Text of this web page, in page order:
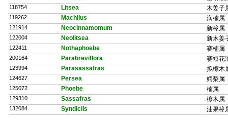
118754 Litsea 木姜子
119262 Machilus 润楠属
121914 Neocinnamomum 新樟属
122004 Neolitsea 新木姜
122411 Nothaphoebe 赛楠属
200164 Parabreviflora 赛短花
123994 Parasassafras 拟檫木
124627 Persea 鳄梨属
125072 Phoebe 楠属
129310 Sassafras 檫木属
132084 Syndiclis 油果樟